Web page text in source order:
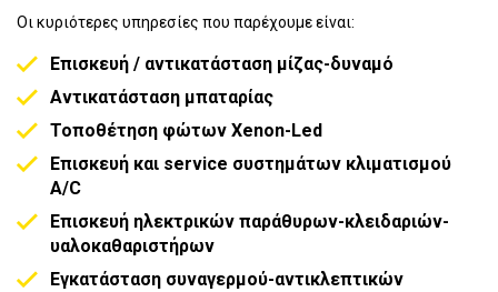
Οι κυριότερες υπηρεσίες που παρέχουμε είναι:
Επισκευή / αντικατάσταση μίζας-δυναμό
Αντικατάσταση μπαταρίας
Τοποθέτηση φώτων Xenon-Led
Επισκευή και service συστημάτων κλιματισμού
A/C
Επισκευή ηλεκτρικών παράθυρων-κλειδαριών-
υαλοκαθαριστήρων
Εγκατάσταση συναγερμού-αντικλεπτικών